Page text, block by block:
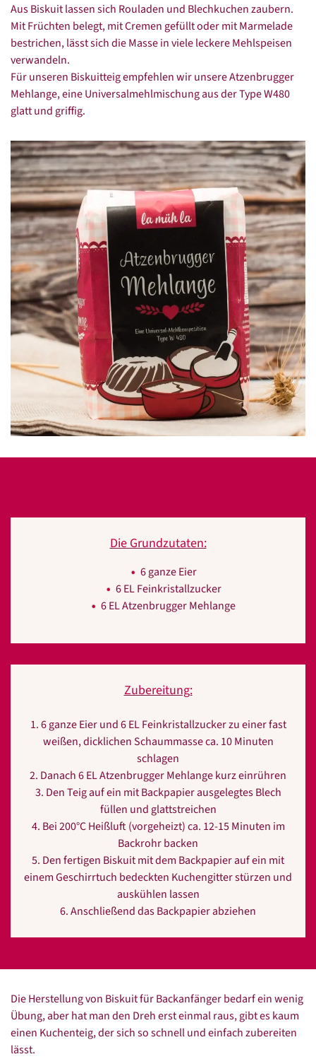
Aus Biskuit lassen sich Rouladen und Blechkuchen zaubern.
Mit Früchten belegt, mit Cremen gefüllt oder mit Marmelade
bestrichen, lässt sich die Masse in viele leckere Mehlspeisen
verwandeln.
Für unseren Biskuitteig empfehlen wir unsere Atzenbrugger
Mehlange, eine Universalmehlmischung aus der Type W480
glatt und griffig.
Die Grundzutaten:
6 ganze Eier
6 EL Feinkristallzucker
6 EL Atzenbrugger Mehlange
Zubereitung:
1. 6 ganze Eier und 6 EL Feinkristallzucker zu einer fast
weißen, dicklichen Schaummasse ca. 10 Minuten
schlagen
2. Danach 6 EL Atzenbrugger Mehlange kurz einrühren
3. Den Teig auf ein mit Backpapier ausgelegtes Blech
füllen und glattstreichen
4. Bei 200°C Heißluft (vorgeheizt) ca. 12-15 Minuten im
Backrohr backen
5. Den fertigen Biskuit mit dem Backpapier auf ein mit
einem Geschirrtuch bedeckten Kuchengitter stürzen und
auskühlen lassen
6. Anschließend das Backpapier abziehen
Die Herstellung von Biskuit für Backanfänger bedarf ein wenig
Übung, aber hat man den Dreh erst einmal raus, gibt es kaum
einen Kuchenteig, der sich so schnell und einfach zubereiten
lässt.